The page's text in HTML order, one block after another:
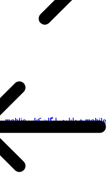
mobile + دانلود رایگان کتاب moblie